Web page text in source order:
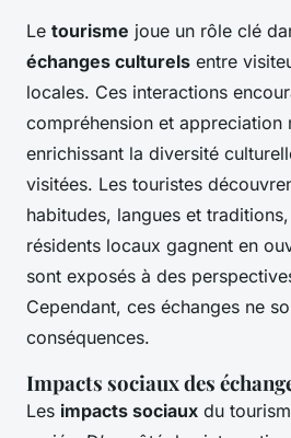
Le tourisme joue un rôle clé
échanges culturels entre
locales. Ces interactions
compréhension et appreciation
enrichissant la diversité
visitées. Les touristes
habitudes, langues et
résidents locaux gagnent en
sont exposés à des
Cependant, ces échanges ne
conséquences.
Impacts sociaux des
Les impacts sociaux du